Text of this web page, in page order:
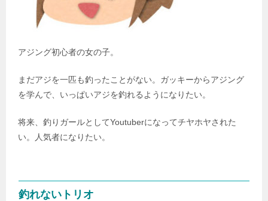
アジング初心者の女の子。
まだアジを一匹も釣ったことがない。ガッキーからアジング
を学んで、いっぱいアジを釣れるようになりたい。
将来、釣りガールとしてYoutuberになってチヤホヤされた
い。人気者になりたい。
釣れないトリオ